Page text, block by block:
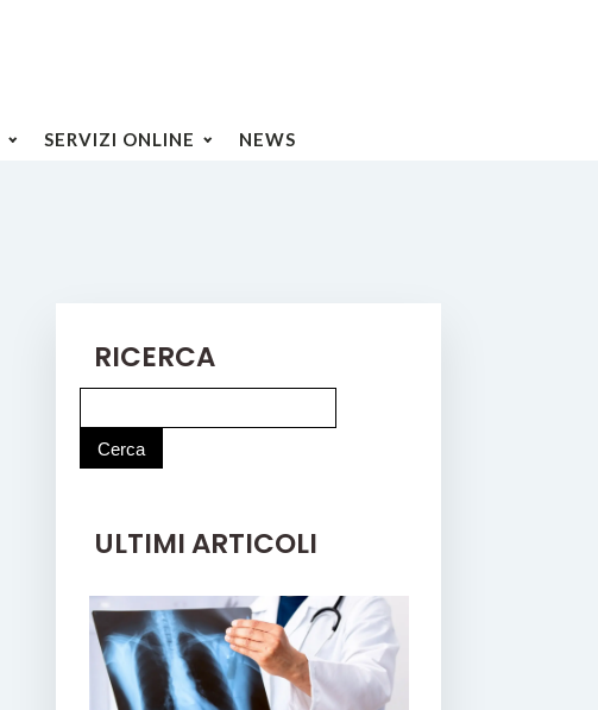
SERVIZI ONLINE NEWS
RICERCA
ULTIMI ARTICOLI